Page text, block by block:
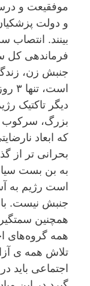
موفقیعت و درست
و دولت پزشکیان
بینند. انتصاب
فرماندهی کل
جنبش زن،
است،
دیگر تاکتیک
بزرگ، سرکوب
کە ابعاد
بحرانی تر از
بە بن بست
است رژیم بە
جنبش نیست. با
همچنین
همە گروەهای
تلاش همە ی
اجتماعی باید